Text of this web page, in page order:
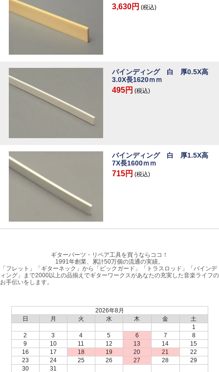
3,630円 (税込)
バインディング 白 厚0.5X高
3.0X長1620ｍｍ
495円 (税込)
バインディング 白 厚1.5X高
7X長1600ｍｍ
715円 (税込)
ギターパーツ・リペア工具を買うならココ！
1991年創業、累計50万個の流通の実績。
「フレット」「ギターネック」から「ピックガード」「トラスロッド」「バインデ
ィング」まで2000以上の品揃えでギターワークスがあなたの充実した音楽ライフの
お手伝いをします。
2026年8月
日
月 火 水 木 金
土
1
2
3 4 5 6 7
8
9
10 11 12 13 14
15
16
17 18 19 20 21
22
23
24 25 26 27 28
29
30
31